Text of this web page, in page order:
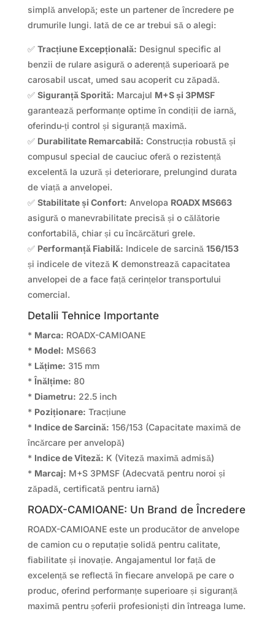
simplă anvelopă; este un partener de încredere pe
drumurile lungi. Iată de ce ar trebui să o alegi:
✅ Tracțiune Excepțională: Designul specific al
benzii de rulare asigură o aderență superioară pe
carosabil uscat, umed sau acoperit cu zăpadă.
✅ Siguranță Sporită: Marcajul M+S și 3PMSF
garantează performanțe optime în condiții de iarnă,
oferindu-ți control și siguranță maximă.
✅ Durabilitate Remarcabilă: Construcția robustă și
compusul special de cauciuc oferă o rezistență
excelentă la uzură și deteriorare, prelungind durata
de viață a anvelopei.
✅ Stabilitate și Confort: Anvelopa ROADX MS663
asigură o manevrabilitate precisă și o călătorie
confortabilă, chiar și cu încărcături grele.
✅ Performanță Fiabilă: Indicele de sarcină 156/153
și indicele de viteză K demonstrează capacitatea
anvelopei de a face față cerințelor transportului
comercial.
Detalii Tehnice Importante
* Marca: ROADX-CAMIOANE
* Model: MS663
* Lățime: 315 mm
*Înălțime: 80
* Diametru: 22.5 inch
* Poziționare: Tracțiune
* Indice de Sarcină: 156/153 (Capacitate maximă de
încărcare per anvelopă)
* Indice de Viteză: K (Viteză maximă admisă)
* Marcaj: M+S 3PMSF (Adecvată pentru noroi și
zăpadă, certificată pentru iarnă)
ROADX-CAMIOANE: Un Brand de Încredere
ROADX-CAMIOANE este un producător de anvelope
de camion cu o reputație solidă pentru calitate,
fiabilitate și inovație. Angajamentul lor față de
excelență se reflectă în fiecare anvelopă pe care o
produc, oferind performanțe superioare și siguranță
maximă pentru șoferii profesioniști din întreaga lume.